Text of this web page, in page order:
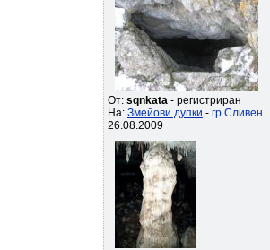
От: sqnkata - регистриран
На: Змейови дупки - гр.Сливен
26.08.2009